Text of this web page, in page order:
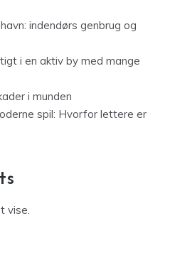
indendørs genbrug og
i en aktiv by med mange
i munden
spil: Hvorfor lettere er
vise.